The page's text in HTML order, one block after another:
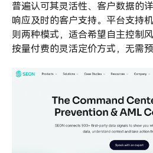
普遍认可其灵活性、客户数据的
响应及时的客户支持。平台支持
则两种模式，适合希望自主控制
按量付费的灵活定价方式，无需